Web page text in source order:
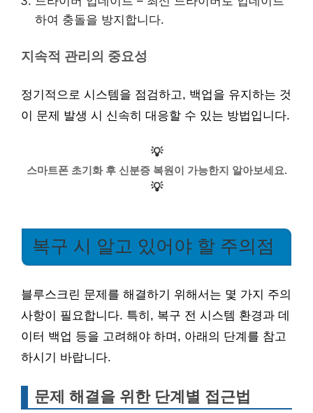
하여 충돌을 방지합니다.
지속적 관리의 중요성
정기적으로 시스템을 점검하고, 백업을 유지하는 것
이 문제 발생 시 신속히 대응할 수 있는 방법입니다.
💡
스마트폰 초기화 후 신분증 복원이 가능한지 알아보세요.
💡
복구 시 알고 있어야 할 주의점
블루스크린 문제를 해결하기 위해서는 몇 가지 주의
사항이 필요합니다. 특히, 복구 전 시스템 환경과 데
이터 백업 등을 고려해야 하며, 아래의 단계를 참고
하시기 바랍니다.
문제 해결을 위한 단계별 접근법